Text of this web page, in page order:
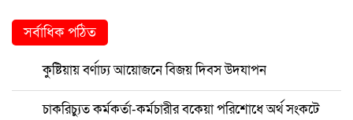
সর্বাধিক পঠিত
কুষ্টিয়ায় বর্ণাঢ্য আয়োজনে বিজয় দিবস উদযাপন
চাকরিচ্যুত কর্মকর্তা-কর্মচারীর বকেয়া পরিশোধে অর্থ সংকটে